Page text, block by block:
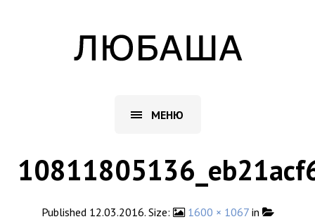
МЕНЮ
Published 12.03.2016. Size: 1600 × 1067in